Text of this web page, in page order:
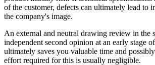
of the customer, defects can ultimately lead to
the company's image.
An external and neutral drawing review in the
independent second opinion at an early stage
ultimately saves you valuable time and
effort required for this is usually negligible.